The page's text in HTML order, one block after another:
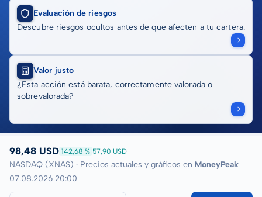
Evaluación de riesgos
Descubre riesgos ocultos antes de que afecten a tu cartera.
Valor justo
¿Esta acción está barata, correctamente valorada o
sobrevalorada?
98,48 USD 142,68 % 57,90 USD
NASDAQ (XNAS) · Precios actuales y gráficos en MoneyPeak
07.08.2026 20:00